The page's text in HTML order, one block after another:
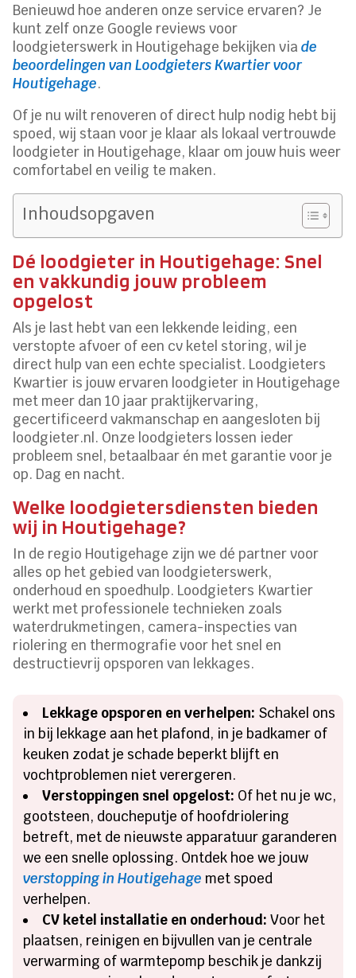
Benieuwd hoe anderen onze service ervaren? Je
kunt zelf onze Google reviews voor
loodgieterswerk in Houtigehage bekijken viade
beoordelingen van Loodgieters Kwartier voor
Houtigehage.
Of je nu wilt renoveren of direct hulp nodig hebt bij
spoed, wij staan voor je klaar als lokaal vertrouwde
loodgieter in Houtigehage, klaar om jouw huis weer
comfortabel en veilig te maken.
Inhoudsopgaven
Dé loodgieter in Houtigehage: Snel
en vakkundig jouw probleem
opgelost
Als je last hebt van een lekkende leiding, een
verstopte afvoer of een cv ketel storing, wil je
direct hulp van een echte specialist. Loodgieters
Kwartier is jouw ervaren loodgieter in Houtigehage
met meer dan 10 jaar praktijkervaring,
gecertificeerd vakmanschap en aangesloten bij
loodgieter.nl. Onze loodgieters lossen ieder
probleem snel, betaalbaar én met garantie voor je
op. Dag en nacht.
Welke loodgietersdiensten bieden
wij in Houtigehage?
In de regio Houtigehage zijn we dé partner voor
alles op het gebied van loodgieterswerk,
onderhoud en spoedhulp. Loodgieters Kwartier
werkt met professionele technieken zoals
waterdrukmetingen, camera-inspecties van
riolering en thermografie voor het snel en
destructievrij opsporen van lekkages.
Lekkage opsporen en verhelpen: Schakel ons
in bij lekkage aan het plafond, in je badkamer of
keuken zodat je schade beperkt blijft en
vochtproblemen niet verergeren.
Verstoppingen snel opgelost: Of het nu je wc,
gootsteen, doucheputje of hoofdriolering
betreft, met de nieuwste apparatuur garanderen
we een snelle oplossing. Ontdek hoe we jouw
verstopping in Houtigehage met spoed
verhelpen.
CV ketel installatie en onderhoud: Voor het
plaatsen, reinigen en bijvullen van je centrale
verwarming of warmtepomp beschik je dankzij